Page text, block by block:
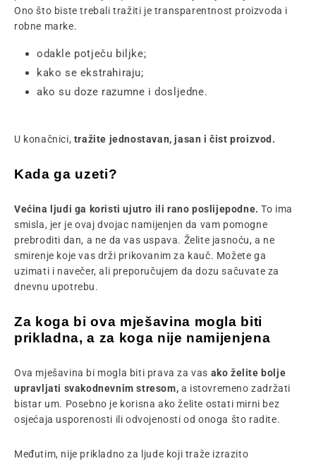
Ono što biste trebali tražiti je transparentnost proizvoda i
robne marke.
odakle potječu biljke;
kako se ekstrahiraju;
ako su doze razumne i dosljedne.
U konačnici, tražite jednostavan, jasan i čist proizvod.
Kada ga uzeti?
Većina ljudi ga koristi ujutro ili rano poslijepodne. To ima
smisla, jer je ovaj dvojac namijenjen da vam pomogne
prebroditi dan, a ne da vas uspava. Želite jasnoću, a ne
smirenje koje vas drži prikovanim za kauč. Možete ga
uzimati i navečer, ali preporučujem da dozu sačuvate za
dnevnu upotrebu.
Za koga bi ova mješavina mogla biti
prikladna, a za koga nije namijenjena
Ova mješavina bi mogla biti prava za vas ako želite bolje
upravljati svakodnevnim stresom, a istovremeno zadržati
bistar um. Posebno je korisna ako želite ostati mirni bez
osjećaja usporenosti ili odvojenosti od onoga što radite.
Međutim, nije prikladno za ljude koji traže izrazito